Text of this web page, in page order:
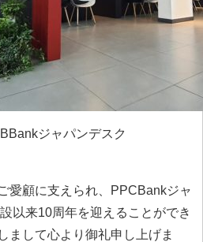
ジャパンデスク
愛顧に支えられ、PPCBankジャ
以来10周年を迎えることができ
まして心より御礼申し上げま